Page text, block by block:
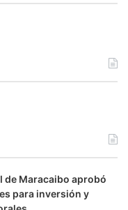
de Maracaibo aprobó
para inversión y